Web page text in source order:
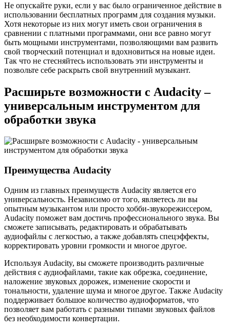
Не опускайте руки, если у вас было ограниченное действие в
использовании бесплатных программ для создания музыки.
Хотя некоторые из них могут иметь свои ограничения в
сравнении с платными программами, они все равно могут
быть мощными инструментами, позволяющими вам развить
свой творческий потенциал и вдохновиться на новые идеи.
Так что не стесняйтесь использовать эти инструменты и
позвольте себе раскрыть свой внутренний музыкант.
Расширьте возможности с Audacity –
универсальным инструментом для
обработки звука
Преимущества Audacity
Одним из главных преимуществ Audacity является его
универсальность. Независимо от того, являетесь ли вы
опытным музыкантом или просто хобби-звукорежиссером,
Audacity поможет вам достичь профессионального звука. Вы
сможете записывать, редактировать и обрабатывать
аудиофайлы с легкостью, а также добавлять спецэффекты,
корректировать уровни громкости и многое другое.
Используя Audacity, вы сможете производить различные
действия с аудиофайлами, такие как обрезка, соединение,
наложение звуковых дорожек, изменение скорости и
тональности, удаление шума и многое другое. Также Audacity
поддерживает большое количество аудиоформатов, что
позволяет вам работать с разными типами звуковых файлов
без необходимости конвертации.